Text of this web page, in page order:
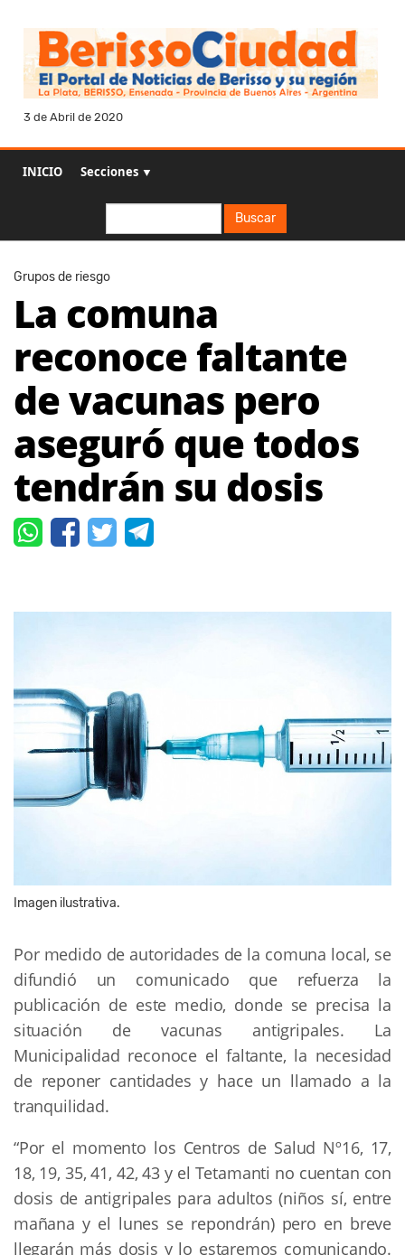
3 de Abril de 2020
INICIO Secciones ▼
Buscar
Grupos de riesgo
La comuna
reconoce faltante
de vacunas pero
aseguró que todos
tendrán su dosis
Imagen ilustrativa.
Por medido de autoridades de la comuna local, se
difundió un comunicado que refuerza la
publicación de este medio, donde se precisa la
situación de vacunas antigripales. La
Municipalidad reconoce el faltante, la necesidad
de reponer cantidades y hace un llamado a la
tranquilidad.
“Por el momento los Centros de Salud Nº16, 17,
18, 19, 35, 41, 42, 43 y el Tetamanti no cuentan con
dosis de antigripales para adultos (niños sí, entre
mañana y el lunes se repondrán) pero en breve
llegarán más dosis y lo estaremos comunicando.